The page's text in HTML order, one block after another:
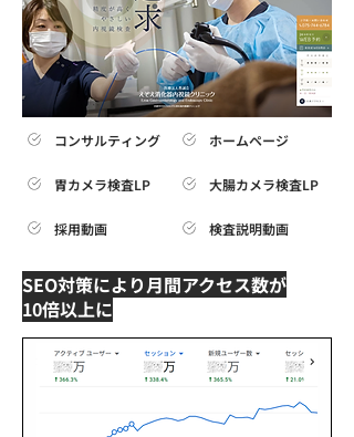
コンサルティング
胃カメラ検査LP
採用動画
ホームページ
大腸カメラ検査LP
検査説明動画
SEO対策により​月間アクセス数が
10倍以上に